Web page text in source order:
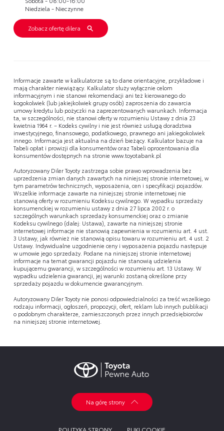
Niedziela - Nieczynne
Zobacz ofertę dilera
Informacje zawarte w kalkulatorze są to dane orientacyjne, przykładowe i
mają charakter niewiążący. Kalkulator służy wyłącznie celom
informacyjnym i nie stanowi rekomendacji ani też kierowanego do
kogokolwiek (lub jakiejkolwiek grupy osób) zaproszenia do zawarcia
umowy kredytu lub pożyczki na zaprezentowanych warunkach. Informacja
ta, w szczególności, nie stanowi oferty w rozumieniu Ustawy z dnia 23
kwietnia 1964 r. – Kodeks cywilny i nie jest również usługą doradztwa
inwestycyjnego, finansowego, podatkowego, prawnego ani jakiegokolwiek
innego. Informacja jest aktualna na dzień bieżący. Kalkulator bazuje na
Tabeli opłat i prowizji dla konsumentów oraz Tabeli oprocentowania dla
konsumentów dostępnych na stronie www.toyotabank.pl
Autoryzowany Diler Toyoty zastrzega sobie prawo wprowadzenia bez
uprzedzenia zmian danych zawartych na niniejszej stronie internetowej, w
tym parametrów technicznych, wyposażenia, cen i specyfikacji pojazdów.
Wszelkie informacje zawarte na niniejszej stronie internetowej nie
stanowią oferty w rozumieniu Kodeksu cywilnego. W wypadku sprzedaży
konsumenckiej w rozumieniu ustawy z dnia 27 lipca 2002 r. o
szczególnych warunkach sprzedaży konsumenckiej oraz o zmianie
Kodeksu cywilnego (dalej: Ustawa), zawarte na niniejszej stronie
internetowej informacje nie stanowią zapewnienia w rozumieniu art. 4 ust.
3 Ustawy, jak również nie stanowią opisu towaru w rozumieniu art. 4 ust. 2
Ustawy. Indywidualne uzgodnienie ceny i wyposażenia pojazdu następuje
w umowie jego sprzedaży. Podane na niniejszej stronie internetowej
informacje na temat gwarancji pojazdu nie stanowią udzielenia
kupującemu gwarancji, w szczególności w rozumieniu art. 13 Ustawy. W
wypadku udzielenia gwarancji, jej warunki zostaną określone przy
sprzedaży pojazdu w dokumencie gwarancyjnym.
Autoryzowany Diler Toyoty nie ponosi odpowiedzialności za treść wszelkiego
rodzaju informacji, ogłoszeń, propozycji, ofert, reklam lub innych publikacji
o podobnym charakterze, zamieszczonych przez innych przedsiębiorców
na niniejszej stronie internetowej.
Na górę strony